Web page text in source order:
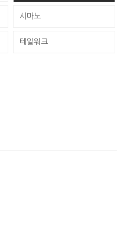
시마노
테일워크